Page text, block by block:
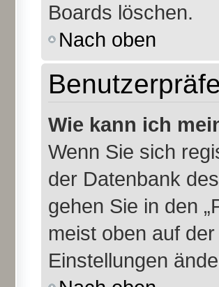
Boards löschen.
Nach oben
Wie kann ich
Wenn Sie sich
der Datenbank
gehen Sie in den
meist oben auf
Einstellungen